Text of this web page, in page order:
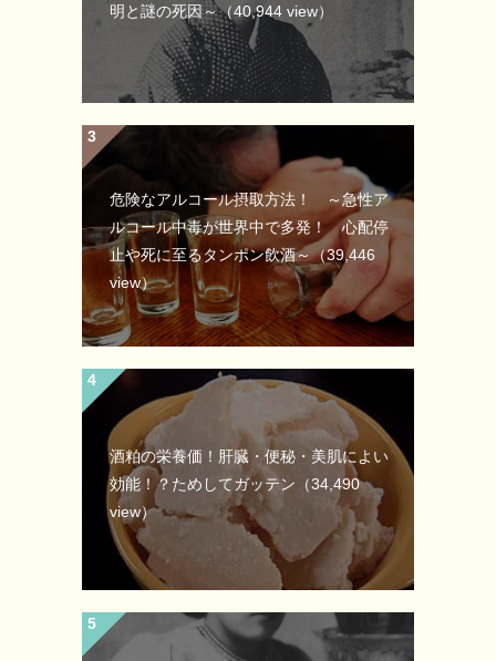
明と謎の死因～（40,944 view）
危険なアルコール摂取方法！ ～急性ア
ルコール中毒が世界中で多発！ 心配停
止や死に至るタンポン飲酒～（39,446
view）
酒粕の栄養価！肝臓・便秘・美肌によい
効能！？ためしてガッテン （34,490
view）